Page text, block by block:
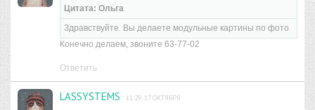
Цитата: Ольга
Здравствуйте. Вы делаете модульные картины по фото
Конечно делаем, звоните 63-77-02
Ответить
LASSYSTEMS 11:29, 17 ОКТЯБРЯ